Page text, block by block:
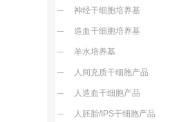
神经干细胞培养基
造血干细胞培养基
羊水培养基
人间充质干细胞产品
人造血干细胞产品
人胚胎/IPS干细胞产品